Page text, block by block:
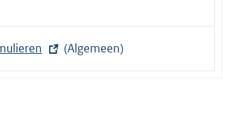
(Algemeen)